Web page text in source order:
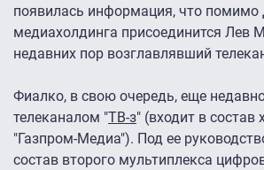
появилась информация, что
медиахолдинга присоединится Лев
недавних пор возглавлявший
Фиалко, в свою очередь, еще
телеканалом "ТВ-з" (входит в состав
"Газпром-Медиа"). Под ее
состав второго мультиплекса